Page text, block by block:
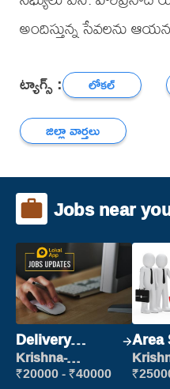
అందిస్తున్న సేవలను
ట్యాగ్స్ : లోకల్
జిల్లా వార్తలు
Jobs near
Delivery
Executive
Krishna-
vijayawada
₹20000 - ₹40000
Area